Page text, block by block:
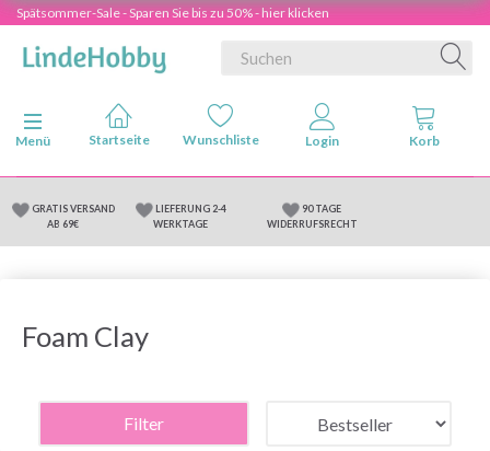
Spätsommer-Sale - Sparen Sie bis zu 50% - hier klicken
Anzeige ändern
Menü
GRATIS VERSAND
AB 69€
LIEFERUNG 2-4
WERKTAGE
90 TAGE
WIDERRUFSRECHT
Foam Clay
Filter